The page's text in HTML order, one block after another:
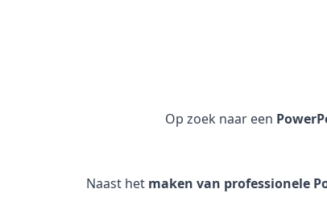
Op zoek naar een
Naast het maken van professionele